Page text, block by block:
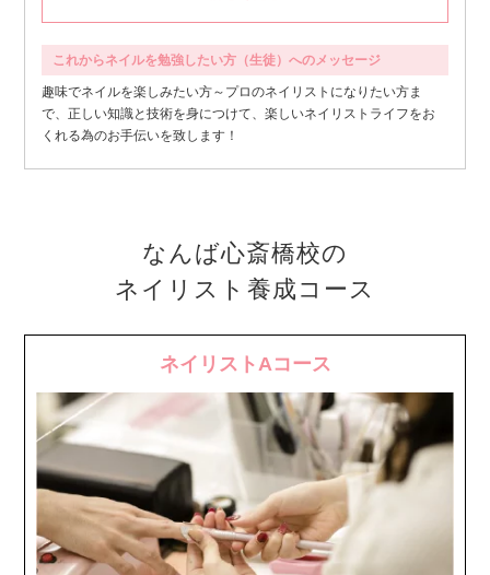
これからネイルを勉強したい方（生徒）へのメッセージ
趣味でネイルを楽しみたい方～プロのネイリストになりたい方ま
で、正しい知識と技術を身につけて、楽しいネイリストライフをお
くれる為のお手伝いを致します！
なんば心斎橋校の
ネイリスト養成コース
ネイリストAコース